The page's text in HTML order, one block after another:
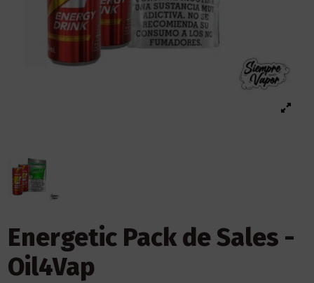
Energetic Pack de Sales -
Oil4Vap